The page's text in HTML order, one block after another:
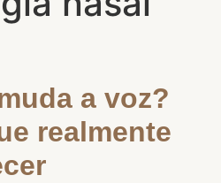
a voz?
realmente